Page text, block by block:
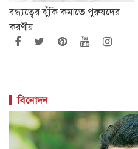
বন্ধ্যত্বের ঝুঁকি কমাতে পুরুষদের
করণীয়
বিনোদন